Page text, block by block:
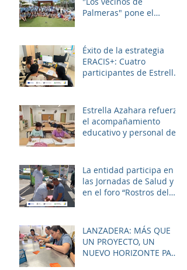
Palmeras" pone el
convivencia y diversión.
Éxito de la estrategia
ERACIS+: Cuatro
participantes de Estrella
sociosanitario
Estrella Azahara refuerza
el acompañamiento
educativo y personal del
zona.
La entidad participa en
las Jornadas de Salud y
en el foro “Rostros del
para mejorar la
empleabilidad y el
bienestar de la zona.
LANZADERA: MÁS QUE
UN PROYECTO, UN
NUEVO HORIZONTE PARA